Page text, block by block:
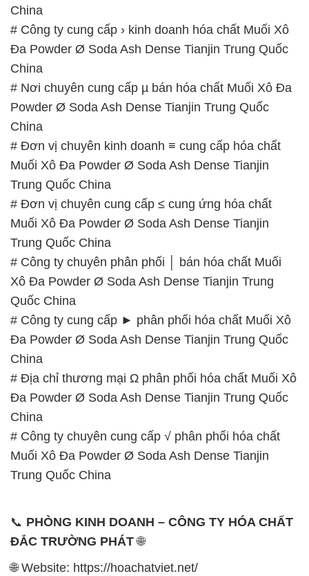
China
# Công ty cung cấp › kinh doanh hóa chất Muối Xô
Đa Powder Ø Soda Ash Dense Tianjin Trung Quốc
China
# Nơi chuyên cung cấp µ bán hóa chất Muối Xô Đa
Powder Ø Soda Ash Dense Tianjin Trung Quốc
China
# Đơn vị chuyên kinh doanh ≡ cung cấp hóa chất
Muối Xô Đa Powder Ø Soda Ash Dense Tianjin
Trung Quốc China
# Đơn vị chuyên cung cấp ≤ cung ứng hóa chất
Muối Xô Đa Powder Ø Soda Ash Dense Tianjin
Trung Quốc China
# Công ty chuyên phân phối │ bán hóa chất Muối
Xô Đa Powder Ø Soda Ash Dense Tianjin Trung
Quốc China
# Công ty cung cấp ► phân phối hóa chất Muối Xô
Đa Powder Ø Soda Ash Dense Tianjin Trung Quốc
China
# Địa chỉ thương mại Ω phân phối hóa chất Muối Xô
Đa Powder Ø Soda Ash Dense Tianjin Trung Quốc
China
# Công ty chuyên cung cấp √ phân phối hóa chất
Muối Xô Đa Powder Ø Soda Ash Dense Tianjin
Trung Quốc China
📞 PHÒNG KINH DOANH – CÔNG TY HÓA CHẤT
ĐẮC TRƯỜNG PHÁT🌐
🌐 Website: https://hoachatviet.net/